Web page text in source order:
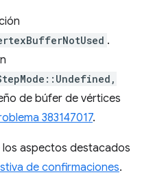
.
de búfer de vértices
383147017.
aspectos destacados
de confirmaciones.